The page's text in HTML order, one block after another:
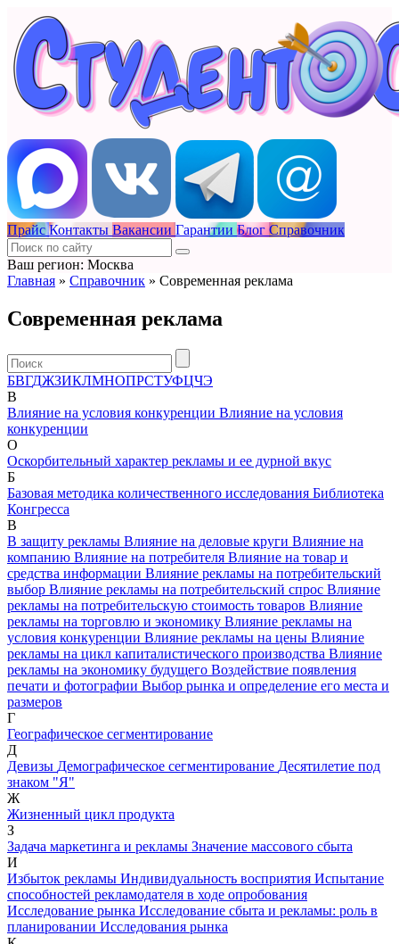
Прайс Контакты Вакансии Гарантии Блог Справочник
Ваш регион: Москва
Главная » Справочник » Современная реклама
Современная реклама
БВГДЖЗИКЛМНОПРСТУФЦЧЭ
B
Bлияние на условия конкуренции Bлияние на условия
конкуренции
O
Ocкоpбительный характер рекламы и ее дурной вкус
Б
Базовая методика количественного исследования Библиотека
Конгресса
В
В защиту рекламы Влияние на деловые круги Влияние на
компанию Влияние на потребителя Влияние на товар и
средства информации Влияние рекламы на потребительский
выбор Влияние рекламы на потребительский спрос Влияние
рекламы на потребительскую стоимость товаров Влияние
рекламы на торговлю и экономику Влияние рекламы на
условия конкуренции Влияние рекламы на цены Влияние
рекламы на цикл капиталистического производства Влияние
рекламы на экономику будущего Воздействие появления
печати и фотографии Выбор рынка и определение его места и
размеров
Г
Географическое сегментирование
Д
Девизы Демографическое сегментирование Десятилетие под
знаком "Я"
Ж
Жизненный цикл продукта
З
Задача маркетинга и рекламы Значение массового сбыта
И
Избыток рекламы Индивидуальность восприятия Испытание
способностей рекламодателя в ходе опробования
Исследование рынка Исследование сбыта и рекламы: роль в
планировании Исследования рынка